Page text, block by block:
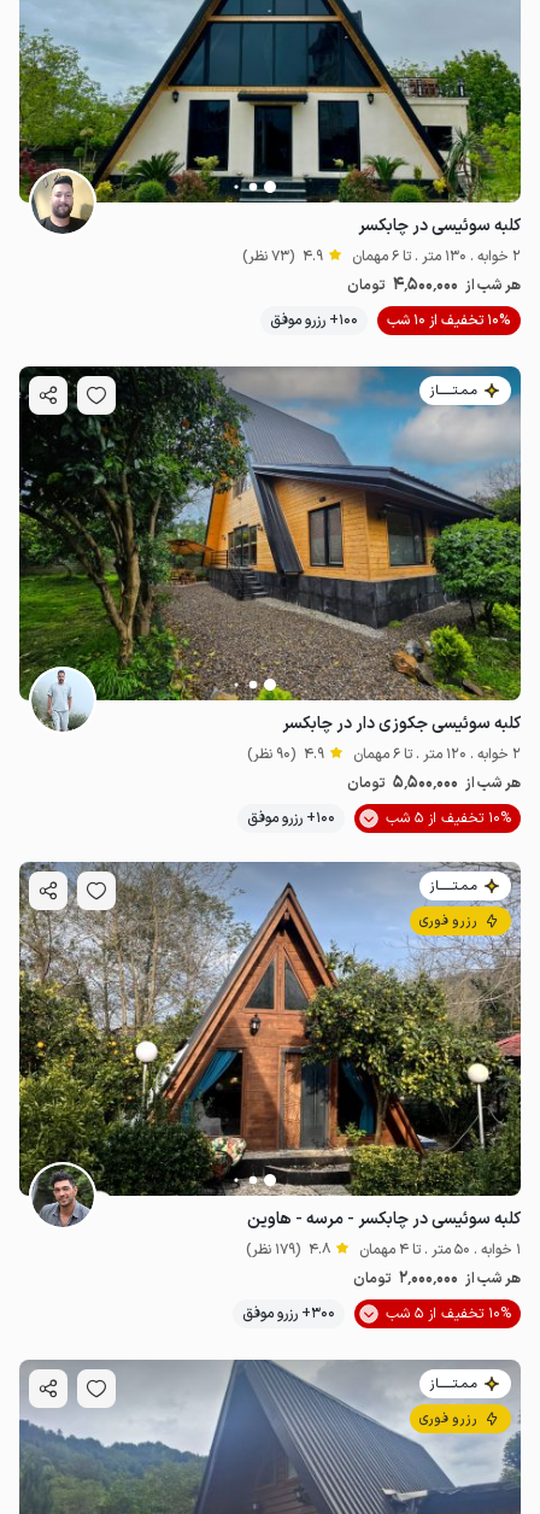
2.2میلیون ت 4.7
5.8میلیون ت 4.7
کلبه سوئیسی در چابکسر
2 خوابه . 130 متر . تا 6 مهمان 4.9 (73 نظر)
هر شب از 4٬500٬000 تومان
10% تخفیف از 10 شب
100+ رزرو موفق
مـمـتــــــاز
کلبه سوئیسی جکوزی دار در چابکسر
2 خوابه . 120 متر . تا 6 مهمان 4.9 (90 نظر)
هر شب از 5٬500٬000 تومان
10% تخفیف از 5 شب
100+ رزرو موفق
مـمـتــــــاز
رزرو فوری
کلبه سوئیسی در چابکسر - مرسه - هاوین
1 خوابه . 50 متر . تا 4 مهمان 4.8 (179 نظر)
هر شب از 2٬000٬000 تومان
10% تخفیف از 5 شب
300+ رزرو موفق
مـمـتــــــاز
رزرو فوری